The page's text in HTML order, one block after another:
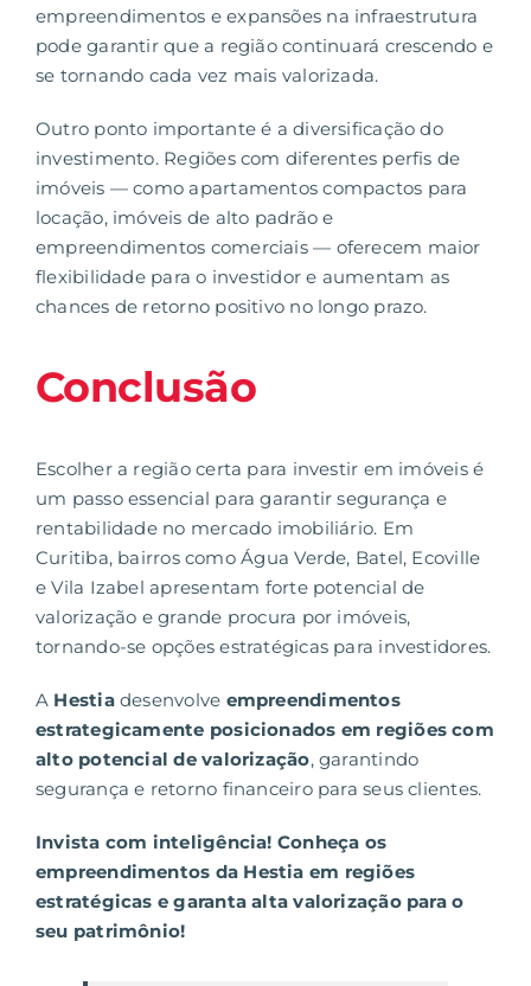
empreendimentos e expansões na infraestrutura
pode garantir que a região continuará crescendo e
se tornando cada vez mais valorizada.
Outro ponto importante é a diversificação do
investimento. Regiões com diferentes perfis de
imóveis — como apartamentos compactos para
locação, imóveis de alto padrão e
empreendimentos comerciais — oferecem maior
flexibilidade para o investidor e aumentam as
chances de retorno positivo no longo prazo.
Conclusão
Escolher a região certa para investir em imóveis é
um passo essencial para garantir segurança e
rentabilidade no mercado imobiliário. Em
Curitiba, bairros como Água Verde, Batel, Ecoville
e Vila Izabel apresentam forte potencial de
valorização e grande procura por imóveis,
tornando-se opções estratégicas para investidores.
A Hestiadesenvolve empreendimentos
estrategicamente posicionados em regiões com
alto potencial de valorização, garantindo
segurança e retorno financeiro para seus clientes.
Invista com inteligência! Conheça os
empreendimentos da Hestia em regiões
estratégicas e garanta alta valorização para o
seu patrimônio!